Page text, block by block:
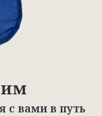
с вами в путь